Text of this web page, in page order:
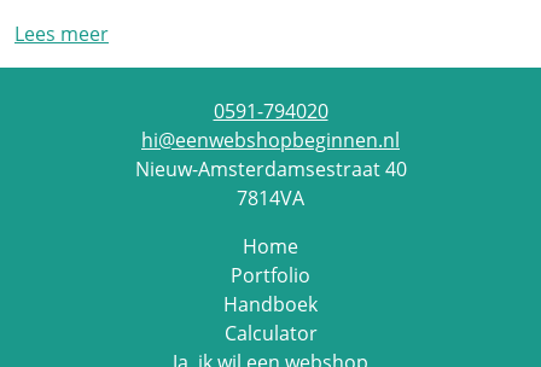
Lees meer
0591-794020
hi@eenwebshopbeginnen.nl
Nieuw-Amsterdamsestraat 40
7814VA
Home
Portfolio
Handboek
Calculator